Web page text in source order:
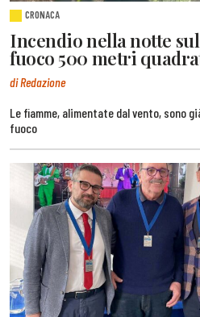
CRONACA
Incendio nella notte
fuoco 500 metri
di Redazione
Le fiamme, alimentate dal vento, sono
fuoco